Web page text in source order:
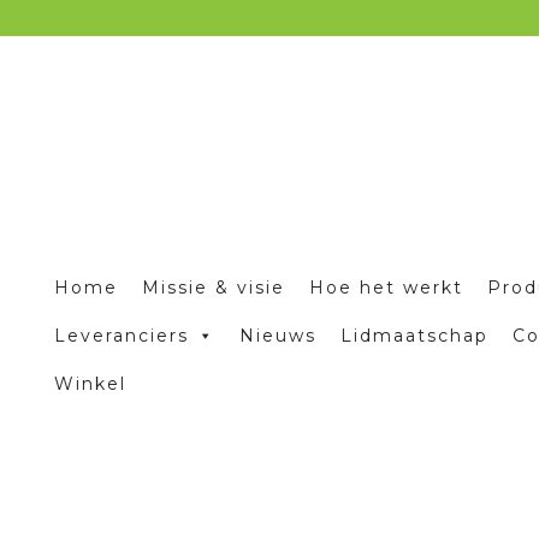
Home Missie & visie Hoe het werkt
Leveranciers Nieuws Lidmaatschap
Winkel